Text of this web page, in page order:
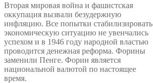
Вторая мировая война и фашистская
оккупация вызвали безудержную
инфляцию. Все попытки стабилизировать
экономическую ситуацию не увенчались
успехом и в 1946 году народной властью
проводится денежная реформа. Форины
заменили Пенге. Форин является
национальной валютой по настоящее
время.